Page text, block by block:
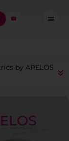
by APELOS